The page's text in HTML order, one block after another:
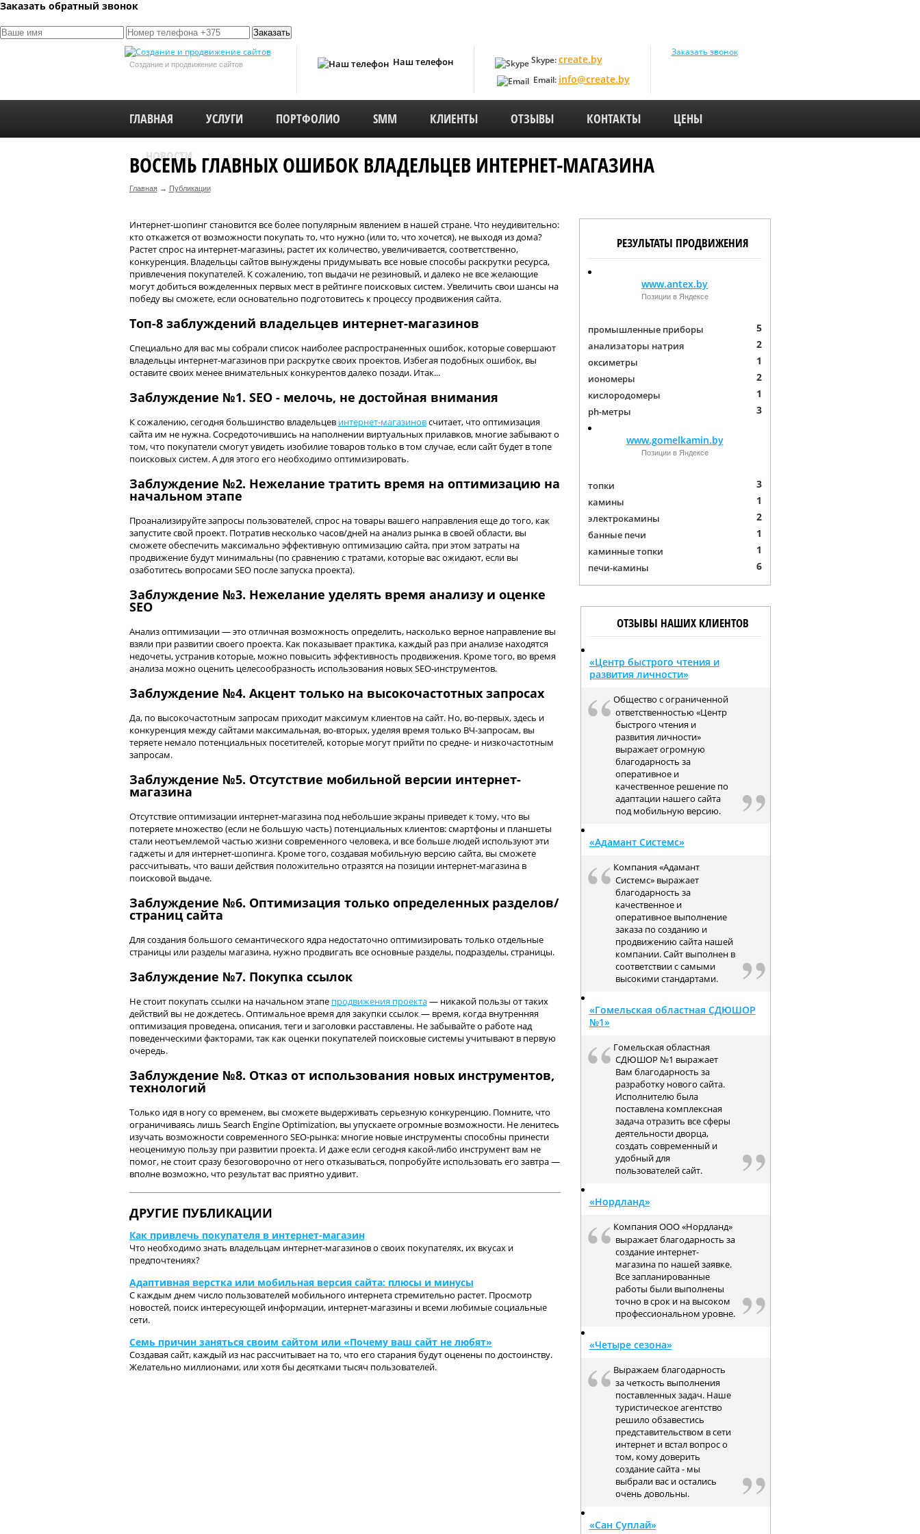
Заказать обратный звонок
Создание и продвижение сайтов Наш телефон Skype:create.by
Email: info@create.by
Заказать звонок
ГЛАВНАЯ УСЛУГИ ПОРТФОЛИО SMM КЛИЕНТЫ ОТЗЫВЫ КОНТАКТЫ ЦЕНЫ
НОВОСТИ
ВОСЕМЬ ГЛАВНЫХ ОШИБОК ВЛАДЕЛЬЦЕВ ИНТЕРНЕТ-МАГАЗИНА
Главная→ Публикации
РЕЗУЛЬТАТЫ ПРОДВИЖЕНИЯ
www.antex.by
Позиции в Яндексе
промышленные приборы 5
анализаторы натрия 2
оксиметры 1
иономеры 2
кислородомеры 1
ph-метры 3
www.gomelkamin.by
Позиции в Яндексе
топки 3
камины 1
электрокамины 2
банные печи 1
каминные топки 1
печи-камины 6
ОТЗЫВЫ НАШИХ КЛИЕНТОВ
«Центр быстрого чтения и
развития личности»
Общество с ограниченной
ответственностью «Центр
быстрого чтения и
развития личности»
выражает огромную
благодарность за
оперативное и
качественное решение по
адаптации нашего сайта
под мобильную версию.
«Адамант Системс»
Компания «Адамант
Системс» выражает
благодарность за
качественное и
оперативное выполнение
заказа по созданию и
продвижению сайта нашей
компании. Сайт выполнен в
соответствии с самыми
высокими стандартами.
«Гомельская областная СДЮШОР
№1»
Гомельская областная
СДЮШОР №1 выражает
Вам благодарность за
разработку нового сайта.
Исполнителю была
поставлена комплексная
задача отразить все сферы
деятельности дворца,
создать современный и
удобный для
пользователей сайт.
«Нордланд»
Компания ООО «Нордланд»
выражает благодарность за
создание интернет-
магазина по нашей заявке.
Все запланированные
работы были выполнены
точно в срок и на высоком
профессиональном уровне.
«Четыре сезона»
Выражаем благодарность
за четкость выполнения
поставленных задач. Наше
туристическое агентство
решило обзавестись
представительством в сети
интернет и встал вопрос о
том, кому доверить
создание сайта - мы
выбрали вас и остались
очень довольны.
«Сан Суплай»
Интернет-шопинг становится все более популярным явлением в нашей стране. Что неудивительно:
кто откажется от возможности покупать то, что нужно (или то, что хочется), не выходя из дома?
Растет спрос на интернет-магазины, растет их количество, увеличивается, соответственно,
конкуренция. Владельцы сайтов вынуждены придумывать все новые способы раскрутки ресурса,
привлечения покупателей. К сожалению, топ выдачи не резиновый, и далеко не все желающие
могут добиться вожделенных первых мест в рейтинге поисковых систем. Увеличить свои шансы на
победу вы сможете, если основательно подготовитесь к процессу продвижения сайта.
Топ-8 заблуждений владельцев интернет-магазинов
Специально для вас мы собрали список наиболее распространенных ошибок, которые совершают
владельцы интернет-магазинов при раскрутке своих проектов. Избегая подобных ошибок, вы
оставите своих менее внимательных конкурентов далеко позади. Итак...
Заблуждение №1. SEO - мелочь, не достойная внимания
К сожалению, сегодня большинство владельцев интернет-магазиновсчитает, что оптимизация
сайта им не нужна. Сосредоточившись на наполнении виртуальных прилавков, многие забывают о
том, что покупатели смогут увидеть изобилие товаров только в том случае, если сайт будет в топе
поисковых систем. А для этого его необходимо оптимизировать.
Заблуждение №2. Нежелание тратить время на оптимизацию на
начальном этапе
Проанализируйте запросы пользователей, спрос на товары вашего направления еще до того, как
запустите свой проект. Потратив несколько часов/дней на анализ рынка в своей области, вы
сможете обеспечить максимально эффективную оптимизацию сайта, при этом затраты на
продвижение будут минимальны (по сравнению с тратами, которые вас ожидают, если вы
озаботитесь вопросами SEO после запуска проекта).
Заблуждение №3. Нежелание уделять время анализу и оценке
SEO
Анализ оптимизации — это отличная возможность определить, насколько верное направление вы
взяли при развитии своего проекта. Как показывает практика, каждый раз при анализе находятся
недочеты, устранив которые, можно повысить эффективность продвижения. Кроме того, во время
анализа можно оценить целесообразность использования новых SEO-инструментов.
Заблуждение №4. Акцент только на высокочастотных запросах
Да, по высокочастотным запросам приходит максимум клиентов на сайт. Но, во-первых, здесь и
конкуренция между сайтами максимальная, во-вторых, уделяя время только ВЧ-запросам, вы
теряете немало потенциальных посетителей, которые могут прийти по средне- и низкочастотным
запросам.
Заблуждение №5. Отсутствие мобильной версии интернет-
магазина
Отсутствие оптимизации интернет-магазина под небольшие экраны приведет к тому, что вы
потеряете множество (если не большую часть) потенциальных клиентов: смартфоны и планшеты
стали неотъемлемой частью жизни современного человека, и все больше людей используют эти
гаджеты и для интернет-шопинга. Кроме того, создавая мобильную версию сайта, вы сможете
рассчитывать, что ваши действия положительно отразятся на позиции интернет-магазина в
поисковой выдаче.
Заблуждение №6. Оптимизация только определенных разделов/
страниц сайта
Для создания большого семантического ядра недостаточно оптимизировать только отдельные
страницы или разделы магазина, нужно продвигать все основные разделы, подразделы, страницы.
Заблуждение №7. Покупка ссылок
Не стоит покупать ссылки на начальном этапе продвижения проекта— никакой пользы от таких
действий вы не дождетесь. Оптимальное время для закупки ссылок — время, когда внутренняя
оптимизация проведена, описания, теги и заголовки расставлены. Не забывайте о работе над
поведенческими факторами, так как оценки покупателей поисковые системы учитывают в первую
очередь.
Заблуждение №8. Отказ от использования новых инструментов,
технологий
Только идя в ногу со временем, вы сможете выдерживать серьезную конкуренцию. Помните, что
ограничиваясь лишь Search Engine Optimization, вы упускаете огромные возможности. Не ленитесь
изучать возможности современного SEO-рынка: многие новые инструменты способны принести
неоценимую пользу при развитии проекта. И даже если сегодня какой-либо инструмент вам не
помог, не стоит сразу безоговорочно от него отказываться, попробуйте использовать его завтра —
вполне возможно, что результат вас приятно удивит.
ДРУГИЕ ПУБЛИКАЦИИ
Как привлечь покупателя в интернет-магазин
Что необходимо знать владельцам интернет-магазинов о своих покупателях, их вкусах и
предпочтениях?
Адаптивная верстка или мобильная версия сайта: плюсы и минусы
С каждым днем число пользователей мобильного интернета стремительно растет. Просмотр
новостей, поиск интересующей информации, интернет-магазины и всеми любимые социальные
сети.
Семь причин заняться своим сайтом или «Почему ваш сайт не любят»
Создавая сайт, каждый из нас рассчитывает на то, что его старания будут оценены по достоинству.
Желательно миллионами, или хотя бы десятками тысяч пользователей.